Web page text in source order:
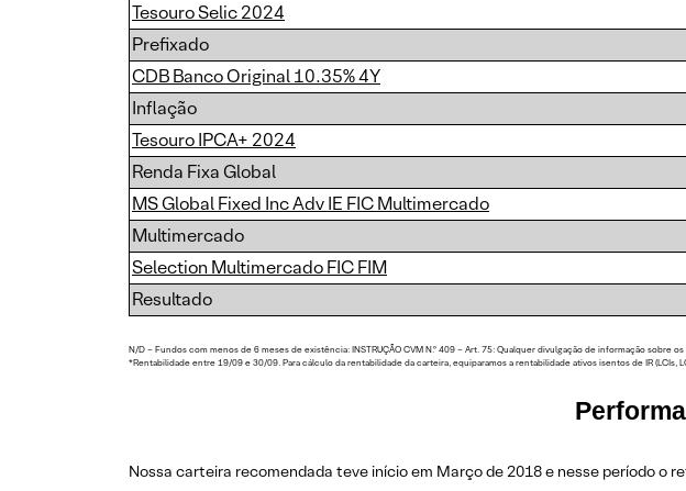
Tesouro Selic 2024
Prefixado
CDB Banco Original 10.35% 4Y
Inflação
Tesouro IPCA+ 2024
Renda Fixa Global
MS Global Fixed Inc Adv IE FIC Multimercado
Multimercado
Selection Multimercado FIC FIM
Resultado
N/D – Fundos com menos de 6 meses de existência: INSTRUÇÃO CVM N.º 409 – Art. 75: Qualquer divulgação de informação
*Rentabilidade entre 19/09 e 30/09. Para cálculo da rentabilidade da carteira, equiparamos a rentabilidade ativos isentos de IR (LCIs,
Nossa carteira recomendada teve início em Março de 2018 e nesse período o